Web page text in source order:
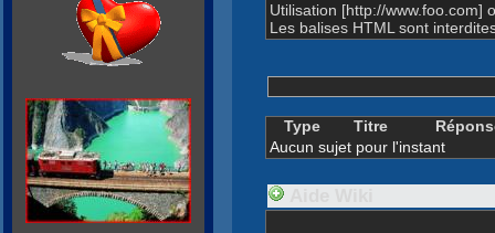
Utilisation [http://www.foo.com]
Les balises HTML sont
Type Titre
Aucun sujet pour l'instant